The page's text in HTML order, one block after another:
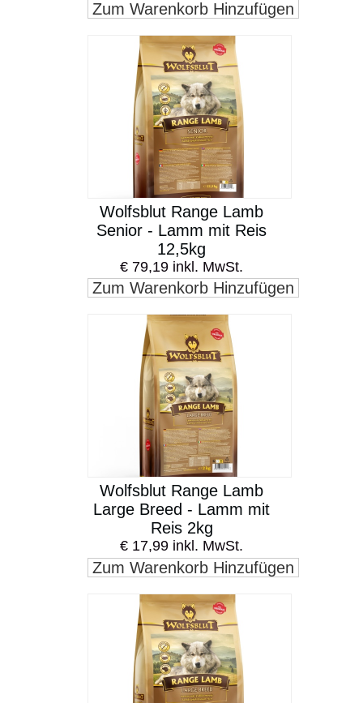
Zum Warenkorb Hinzufügen
Wolfsblut Range Lamb
Senior - Lamm mit Reis
12,5kg
€ 79,19 inkl. MwSt.
Zum Warenkorb Hinzufügen
Wolfsblut Range Lamb
Large Breed - Lamm mit
Reis 2kg
€ 17,99 inkl. MwSt.
Zum Warenkorb Hinzufügen